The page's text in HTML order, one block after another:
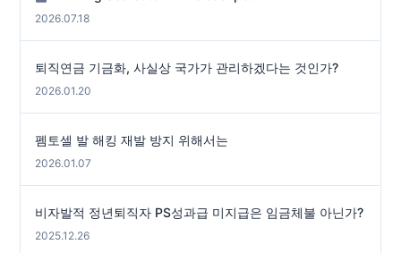
2026.07.18
퇴직연금 기금화, 사실상 국가가 관리하겠다는 것인가?
2026.01.20
펨토셀 발 해킹 재발 방지 위해서는
2026.01.07
비자발적 정년퇴직자 PS성과급 미지급은 임금체불 아닌가?
2025.12.26